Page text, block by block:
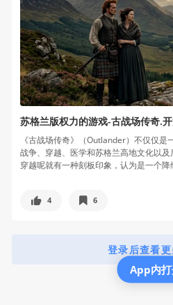
苏格兰版权力的游戏-古战场传奇.
《古战场传奇》（Outlander）不仅仅是
战争、穿越、医学和苏格兰高地文化以
穿越呢就有一种刻板印象，认为是一个
4 6
登录后查看
App内